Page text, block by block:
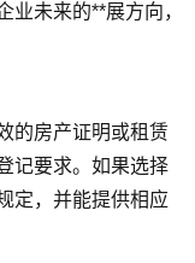
业未来的**展方向，
的房产证明或租赁
记要求。如果选择
定，并能提供相应